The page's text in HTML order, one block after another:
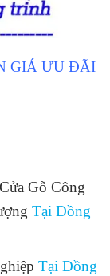
GIÁ ƯU ĐÃI
Cửa Gỗ Công
Tại Đồng
Tại Đồng